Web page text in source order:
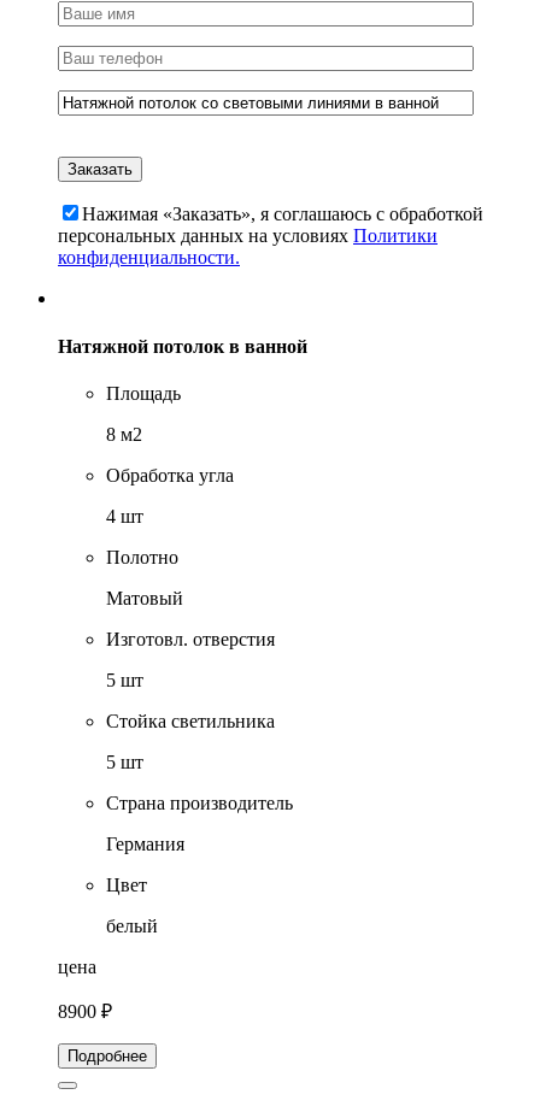
Нажимая «Заказать», я соглашаюсь c обработкой
персональных данных на условиях Политики
конфиденциальности.
Натяжной потолок в ванной
Площадь
8 м2
Обработка угла
4 шт
Полотно
Матовый
Изготовл. отверстия
5 шт
Стойка светильника
5 шт
Страна производитель
Германия
Цвет
белый
цена
8900 ₽
Подробнее